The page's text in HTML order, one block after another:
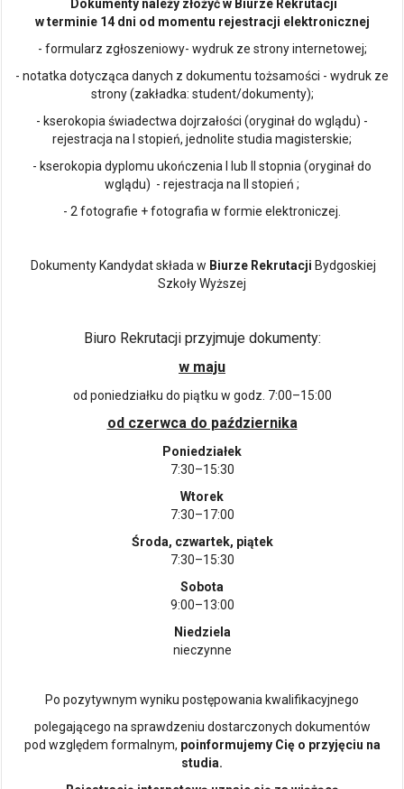
Dokumenty należy złożyć w Biurze Rekrutacji
w terminie 14 dni od momentu rejestracji elektronicznej
- formularz zgłoszeniowy- wydruk ze strony internetowej;
- notatka dotycząca danych z dokumentu tożsamości - wydruk ze
strony (zakładka: student/dokumenty);
- kserokopia świadectwa dojrzałości (oryginał do wglądu) -
rejestracja na I stopień, jednolite studia magisterskie;
- kserokopia dyplomu ukończenia I lub II stopnia (oryginał do
wglądu) - rejestracja na II stopień ;
- 2 fotografie + fotografia w formie elektroniczej.
Dokumenty Kandydat składa w Biurze Rekrutacji Bydgoskiej
Szkoły Wyższej
Biuro Rekrutacji przyjmuje dokumenty:
w maju
od poniedziałku do piątku w godz. 7:00–15:00
od czerwca do października
Poniedziałek
7:30–15:30
Wtorek
7:30–17:00
Środa, czwartek, piątek
7:30–15:30
Sobota
9:00–13:00
Niedziela
nieczynne
Po pozytywnym wyniku postępowania kwalifikacyjnego
polegającego na sprawdzeniu dostarczonych dokumentów
pod względem formalnym, poinformujemy Cię o przyjęciu na
studia.